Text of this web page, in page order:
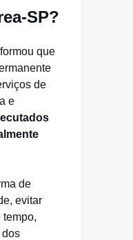
SP?
que
de
e
de
evitar
tempo,
dos